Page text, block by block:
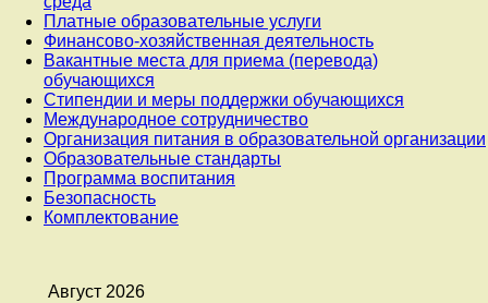
Платные образовательные услуги
Финансово-хозяйственная деятельность
Вакантные места для приема (перевода)
обучающихся
Стипендии и меры поддержки обучающихся
Международное сотрудничество
Организация питания в образовательной организации
Образовательные стандарты
Программа воспитания
Безопасность
Комплектование
Август 2026